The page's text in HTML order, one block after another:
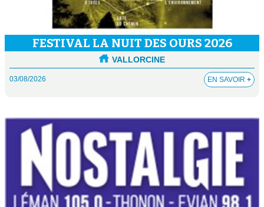
FESTIVAL LA NUIT DES OURS 2026
VALLORCINE
03/08/2026 EN SAVOIR +